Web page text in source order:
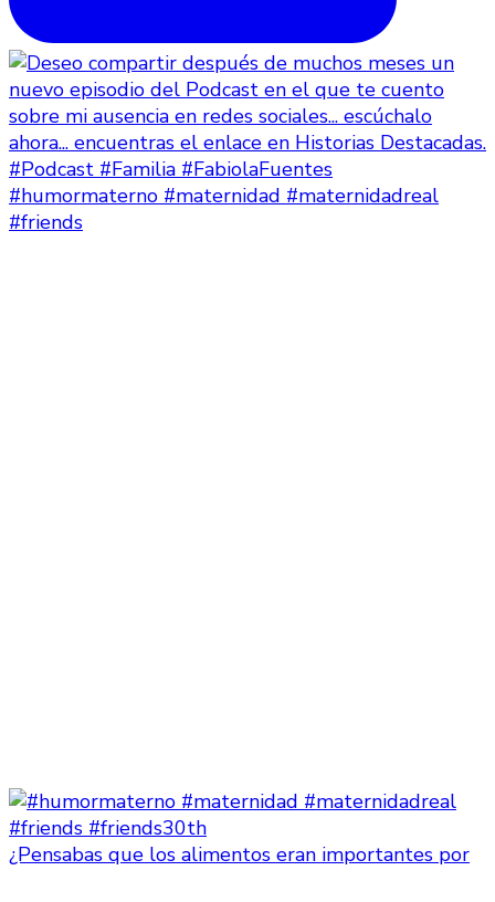
#humormaterno #maternidad #maternidadreal
#friends
¿Pensabas que los alimentos eran importantes por